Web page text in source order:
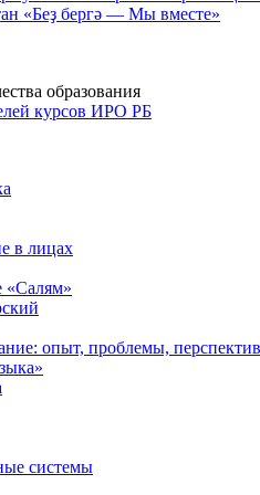
«Беҙ бергә — Мы вместе»
образования
курсов ИРО РБ
в лицах
«Салям»
опыт, проблемы,
системы